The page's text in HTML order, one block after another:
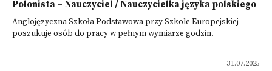
Polonista – Nauczyciel / Nauczycielka języka polskiego
Anglojęzyczna Szkoła Podstawowa przy Szkole Europejskiej
poszukuje osób do pracy w pełnym wymiarze godzin.
31.07.2025